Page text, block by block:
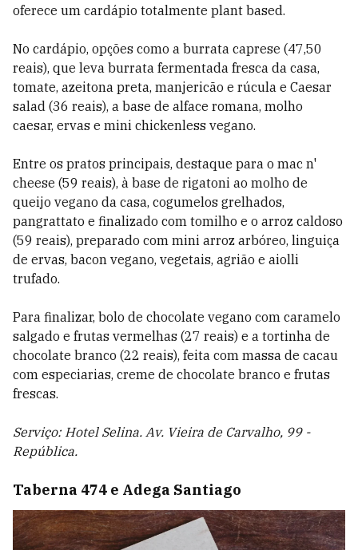
oferece um cardápio totalmente plant based.
No cardápio, opções como a burrata caprese (47,50
reais), que leva burrata fermentada fresca da casa,
tomate, azeitona preta, manjericão e rúcula e Caesar
salad (36 reais), a base de alface romana, molho
caesar, ervas e mini chickenless vegano.
Entre os pratos principais, destaque para o mac n'
cheese (59 reais), à base de rigatoni ao molho de
queijo vegano da casa, cogumelos grelhados,
pangrattato e finalizado com tomilho e o arroz caldoso
(59 reais), preparado com mini arroz arbóreo, linguiça
de ervas, bacon vegano, vegetais, agrião e aiolli
trufado.
Para finalizar, bolo de chocolate vegano com caramelo
salgado e frutas vermelhas (27 reais) e a tortinha de
chocolate branco (22 reais), feita com massa de cacau
com especiarias, creme de chocolate branco e frutas
frescas.
Serviço: Hotel Selina. Av. Vieira de Carvalho, 99 -
República.
Taberna 474 e Adega Santiago